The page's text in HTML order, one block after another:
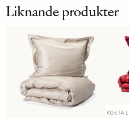
Liknande produkter
KOSTA